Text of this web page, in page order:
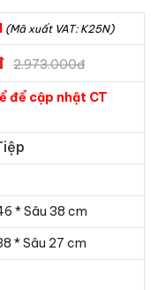
(Mã xuất VAT: K25N)
2.973.000đ
để cập nhật CT
* Sâu 38 cm
* Sâu 27 cm